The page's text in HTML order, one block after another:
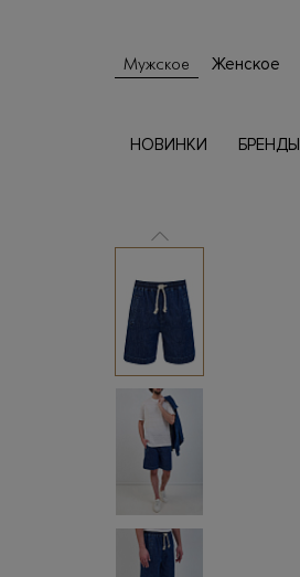
Мужское Женское
НОВИНКИ БРЕНДЫ